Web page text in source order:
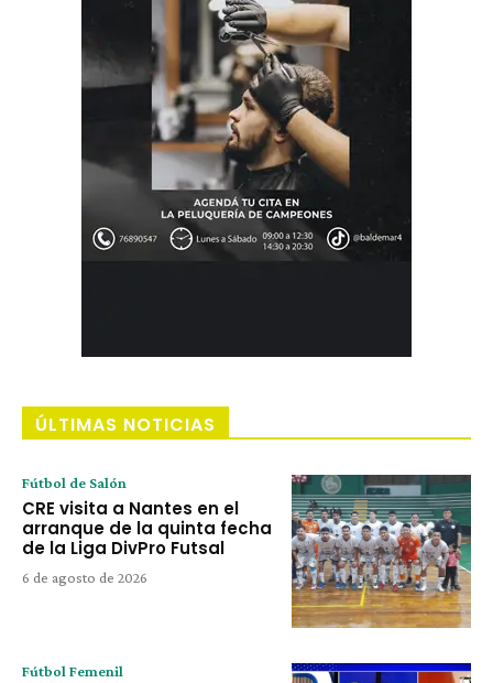
ÚLTIMAS NOTICIAS
Fútbol de Salón
CRE visita a Nantes en el
arranque de la quinta fecha
de la Liga DivPro Futsal
6 de agosto de 2026
Fútbol Femenil